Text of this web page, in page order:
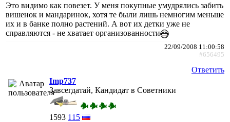
Это видимо как повезет. У меня покупные умудрялись забить
вишенок и мандаринок, хотя те были лишь немногим меньше
их и в банке полно растений. А вот их детки уже не
справляются - не хватает организованности
22/09/2008 11:00:58
#656495
Ответить
Imp737
Завсегдатай, Кандидат в Советники
1593 115